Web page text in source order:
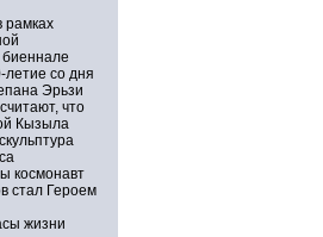
рамках
биеннале
летие со дня
Эрьзи
что
Кызыла
космонавт
стал Героем
жизни